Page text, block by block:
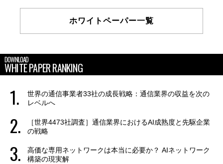
ホワイトペーパー一覧
DOWNLOAD
WHITE PAPER RANKING
世界の通信事業者33社の成長戦略：通信業界の収益を次の
レベルへ
［世界4473社調査］通信業界におけるAI成熟度と先駆企業
の戦略
高価な専用ネットワークは本当に必要か？ AIネットワーク
構築の現実解